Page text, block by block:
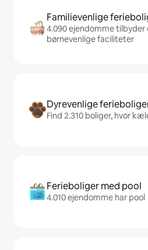
Familievenlige
4.090 ejendomme tilbyder
børnevenlige faciliteter
Dyrevenlige
Find 2.310 boliger, hvor
Ferieboliger med pool
4.010 ejendomme har pool